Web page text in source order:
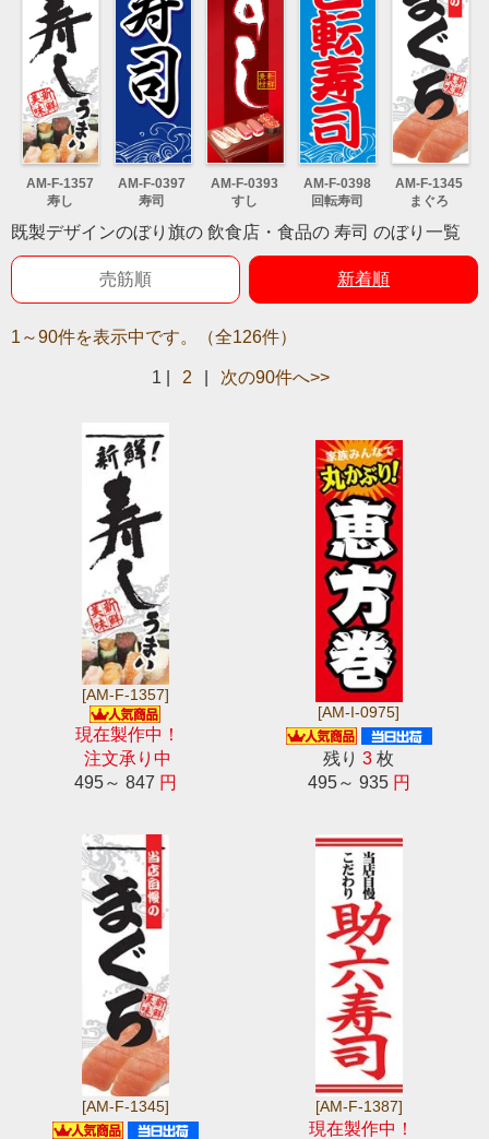
AM-F-1357
寿し
AM-F-0397
寿司
AM-F-0393
すし
AM-F-0398
回転寿司
AM-F-1345
まぐろ
既製デザインのぼり旗の 飲食店・食品の 寿司 のぼり一覧
売筋順 新着順
1～90件を表示中です。（全126件）
1 2 次の90件へ>>
[AM-F-1357]
現在製作中！
注文承り中
495～ 847 円
[AM-I-0975]
残り3 枚
495～ 935 円
[AM-F-1345] [AM-F-1387]
現在製作中！